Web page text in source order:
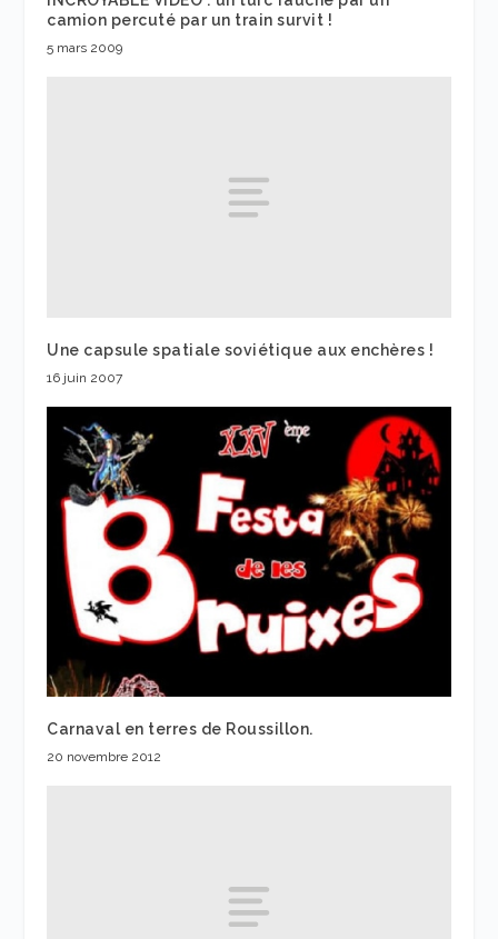
camion percuté par un train survit !
5 mars 2009
Une capsule spatiale soviétique aux enchères !
16 juin 2007
Carnaval en terres de Roussillon.
20 novembre 2012